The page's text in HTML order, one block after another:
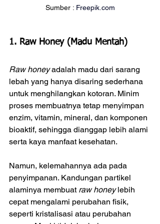
Sumber : Freepik.com
1. Raw Honey (Madu Mentah)
Raw honey adalah madu dari sarang
lebah yang hanya disaring sederhana
untuk menghilangkan kotoran. Minim
proses membuatnya tetap menyimpan
enzim, vitamin, mineral, dan komponen
bioaktif, sehingga dianggap lebih alami
serta kaya manfaat kesehatan.
Namun, kelemahannya ada pada
penyimpanan. Kandungan partikel
alaminya membuat raw honey lebih
cepat mengalami perubahan fisik,
seperti kristalisasi atau perubahan